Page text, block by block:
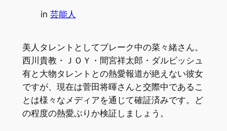
in 芸能人
美人タレントとしてブレーク中の菜々緒さん。
西川貴教・ＪＯＹ・間宮祥太郎・ダルビッシュ
有と大物タレントとの熱愛報道が絶えない彼女
ですが、現在は菅田将暉さんと交際中であるこ
とは様々なメディアを通じて確証済みです。ど
の程度の熱愛ぶりか検証しましょう。